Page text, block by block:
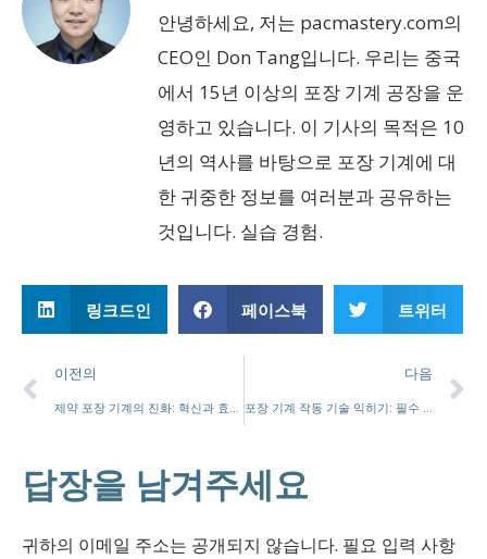
안녕하세요, 저는 pacmastery.com의
CEO인 Don Tang입니다. 우리는 중국
에서 15년 이상의 포장 기계 공장을 운
영하고 있습니다. 이 기사의 목적은 10
년의 역사를 바탕으로 포장 기계에 대
한 귀중한 정보를 여러분과 공유하는
것입니다. 실습 경험.
링크드인 페이스북 트위터
이전의
제약 포장 기계의 진화: 혁신과 효율성을 향한 도약
다음
포장 기계 작동 기술 익히기: 필수 기술, 동향 및 급여 정보
답장을 남겨주세요
귀하의 이메일 주소는 공개되지 않습니다. 필요 입력 사항